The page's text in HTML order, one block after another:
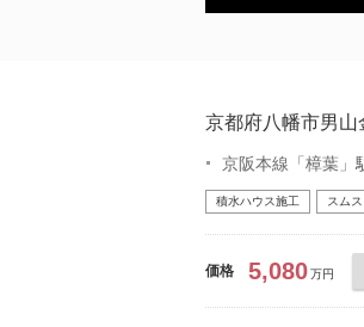
京都府八幡市男山
京阪本線「樟葉」
積水ハウス施工 スム
価格 5,080万円